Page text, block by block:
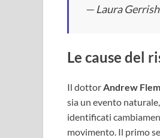
— Laura
Le cause del
Il dottor Andrew
sia un evento
identificati
movimento. Il primo